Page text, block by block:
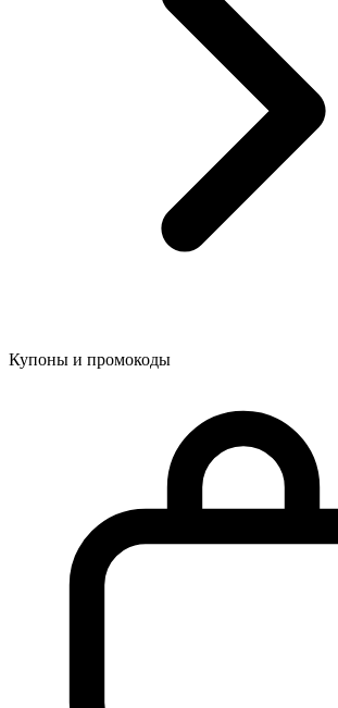
Купоны и промокоды